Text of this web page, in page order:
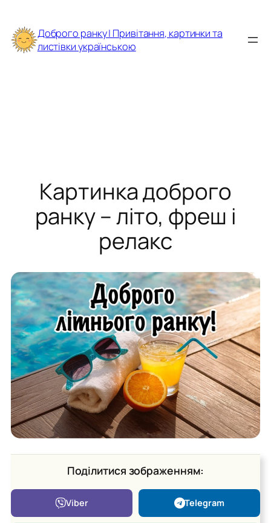
до
вмісту
Доброго ранку | Привітання, картинки та
листівки українською
Картинка доброго
ранку – літо, фреш і
релакс
Поділитися зображенням:
Viber Telegram